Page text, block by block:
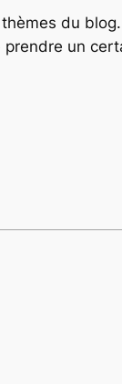
du blog.
prendre un